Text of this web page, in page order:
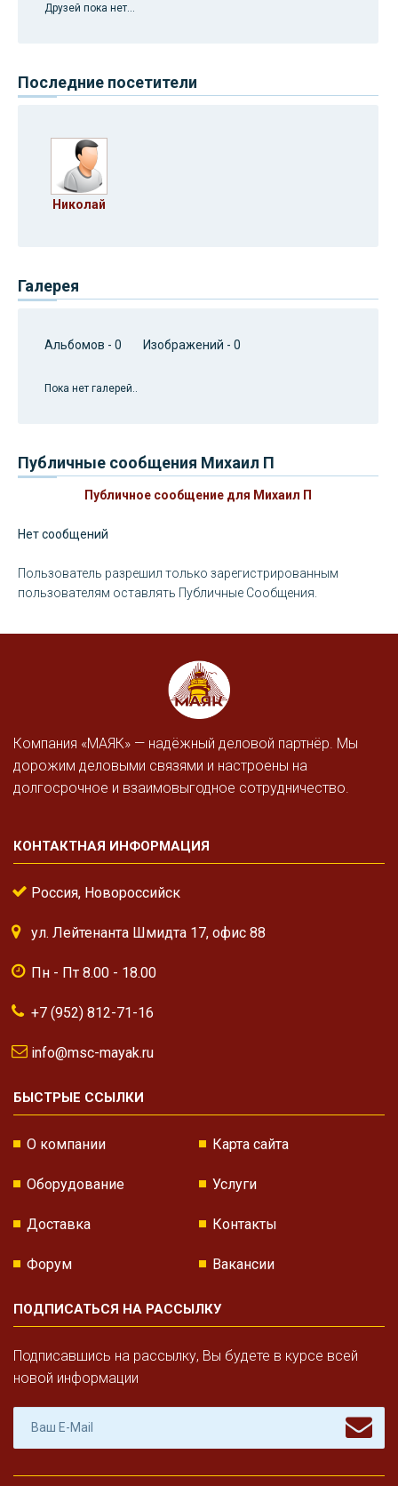
Друзей пока нет...
Последние посетители
Николай
Галерея
Альбомов - 0 Изображений - 0
Пока нет галерей..
Публичные сообщения Михаил П
Публичное сообщение для Михаил П
Нет сообщений
Пользователь разрешил только зарегистрированным
пользователям оставлять Публичные Сообщения.
Компания «МАЯК» — надёжный деловой партнёр. Мы
дорожим деловыми связями и настроены на
долгосрочное и взаимовыгодное сотрудничество.
КОНТАКТНАЯ ИНФОРМАЦИЯ
Россия, Новороссийск
ул. Лейтенанта Шмидта 17, офис 88
Пн - Пт 8.00 - 18.00
+7 (952) 812-71-16
info@msc-mayak.ru
БЫСТРЫЕ ССЫЛКИ
О компании Карта сайта
Оборудование Услуги
Доставка Контакты
Форум Вакансии
ПОДПИСАТЬСЯ НА РАССЫЛКУ
Подписавшись на рассылку, Вы будете в курсе всей
новой информации